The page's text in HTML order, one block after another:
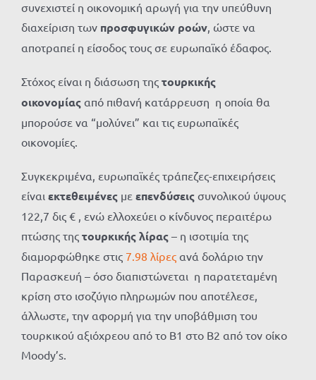
συνεχιστεί η οικονομική αρωγή για την υπεύθυνη
διαχείριση των προσφυγικών ροών, ώστε να
αποτραπεί η είσοδος τους σε ευρωπαϊκό έδαφος.
Στόχος είναι η διάσωση της τουρκικής
οικονομίας από πιθανή κατάρρευση η οποία θα
μπορούσε να “μολύνει” και τις ευρωπαϊκές
οικονομίες.
Συγκεκριμένα, ευρωπαϊκές τράπεζες-επιχειρήσεις
είναι εκτεθειμένες με επενδύσεις συνολικού ύψους
122,7 δις € , ενώ ελλοχεύει ο κίνδυνος περαιτέρω
πτώσης της τουρκικής λίρας – η ισοτιμία της
διαμορφώθηκε στις 7.98 λίρες ανά δολάριο την
Παρασκευή – όσο διαπιστώνεται η παρατεταμένη
κρίση στο ισοζύγιο πληρωμών που αποτέλεσε,
άλλωστε, την αφορμή για την υποβάθμιση του
τουρκικού αξιόχρεου από το Β1 στο Β2 από τον οίκο
Moody’s.